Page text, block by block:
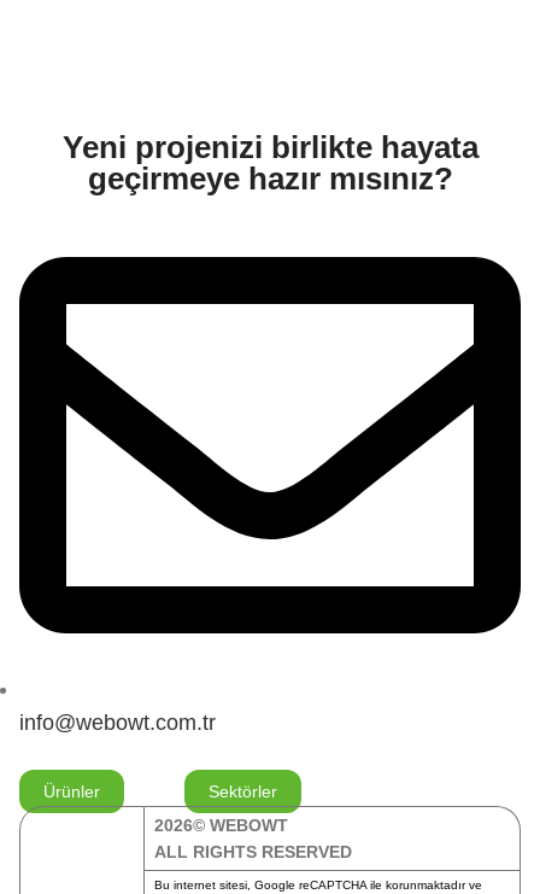
Yeni projenizi birlikte hayata
geçirmeye hazır mısınız?
info@webowt.com.tr
Ürünler
Sektörler
2026© WEBOWT
ALL RIGHTS RESERVED
Bu internet sitesi, Google reCAPTCHA ile korunmaktadır ve